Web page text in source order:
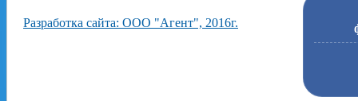
Разработка сайта: ООО "Агент", 2016г.